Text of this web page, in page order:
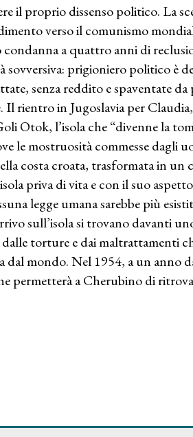
il proprio dissenso politico. La
verso il comunismo
condanna a quattro anni di
sovversiva: prigioniero politico è
senza reddito e spaventate
Il rientro in Jugoslavia per
Otok, l’isola che “divenne la
le mostruosità commesse dagli
costa croata, trasformata in
priva di vita e con il suo
legge umana sarebbe più
sull’isola si trovano davanti
torture e dai maltrattamenti
dal mondo. Nel 1954, a un anno
permetterà a Cherubino di